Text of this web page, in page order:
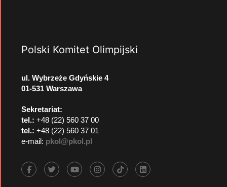
Polski Komitet Olimpijski
ul. Wybrzeże Gdyńskie 4
01-531 Warszawa
Sekretariat:
tel.: +48 (22) 560 37 00
tel.: +48 (22) 560 37 01
e-mail: pkol@pkol.pl